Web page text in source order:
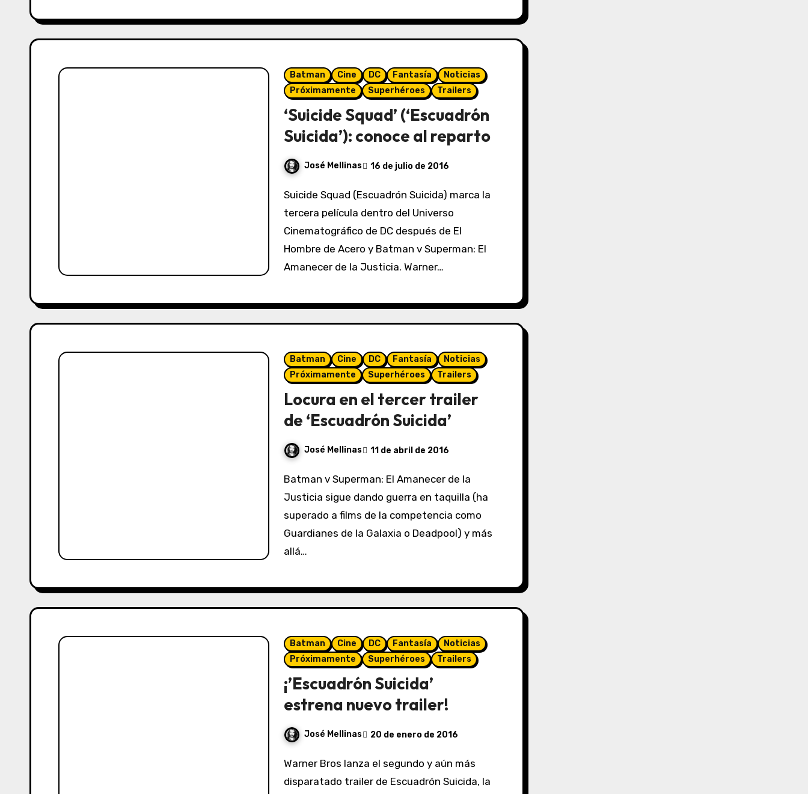
Batman Cine DC Fantasía
Noticias
Próximamente
Superhéroes Trailers
‘Suicide Squad’ (‘Escuadrón
Suicida’): conoce al reparto
José Mellinas 16 de julio de 2016
Suicide Squad (Escuadrón Suicida) marca la
tercera película dentro del Universo
Cinematográfico de DC después de El
Hombre de Acero y Batman v Superman: El
Amanecer de la Justicia. Warner…
Batman Cine DC Fantasía
Noticias
Próximamente
Superhéroes Trailers
Locura en el tercer trailer
de ‘Escuadrón Suicida’
José Mellinas 11 de abril de 2016
Batman v Superman: El Amanecer de la
Justicia sigue dando guerra en taquilla (ha
superado a films de la competencia como
Guardianes de la Galaxia o Deadpool) y más
allá…
Batman Cine DC Fantasía
Noticias
Próximamente
Superhéroes Trailers
¡’Escuadrón Suicida’
estrena nuevo trailer!
José Mellinas 20 de enero de 2016
Warner Bros lanza el segundo y aún más
disparatado trailer de Escuadrón Suicida, la